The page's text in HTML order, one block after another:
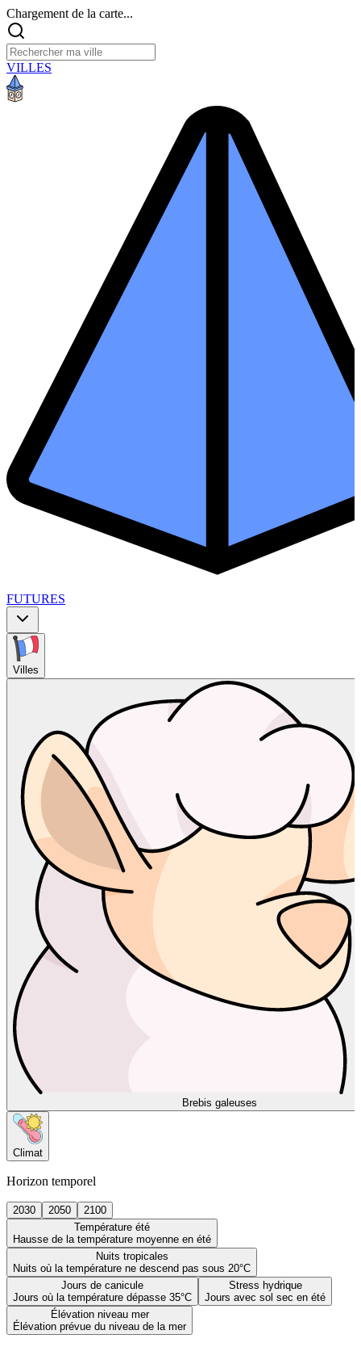
Chargement de la carte...
VILLES
FUTURES
Villes
Brebis galeuses
Climat
Horizon temporel
2030 2050
2100
Température été
Hausse de la température moyenne en été
Nuits tropicales
Nuits où la température ne descend pas sous 20°C
Jours de canicule
Jours où la température dépasse 35°C
Stress hydrique
Jours avec sol sec en été
Élévation niveau mer
Élévation prévue du niveau de la mer